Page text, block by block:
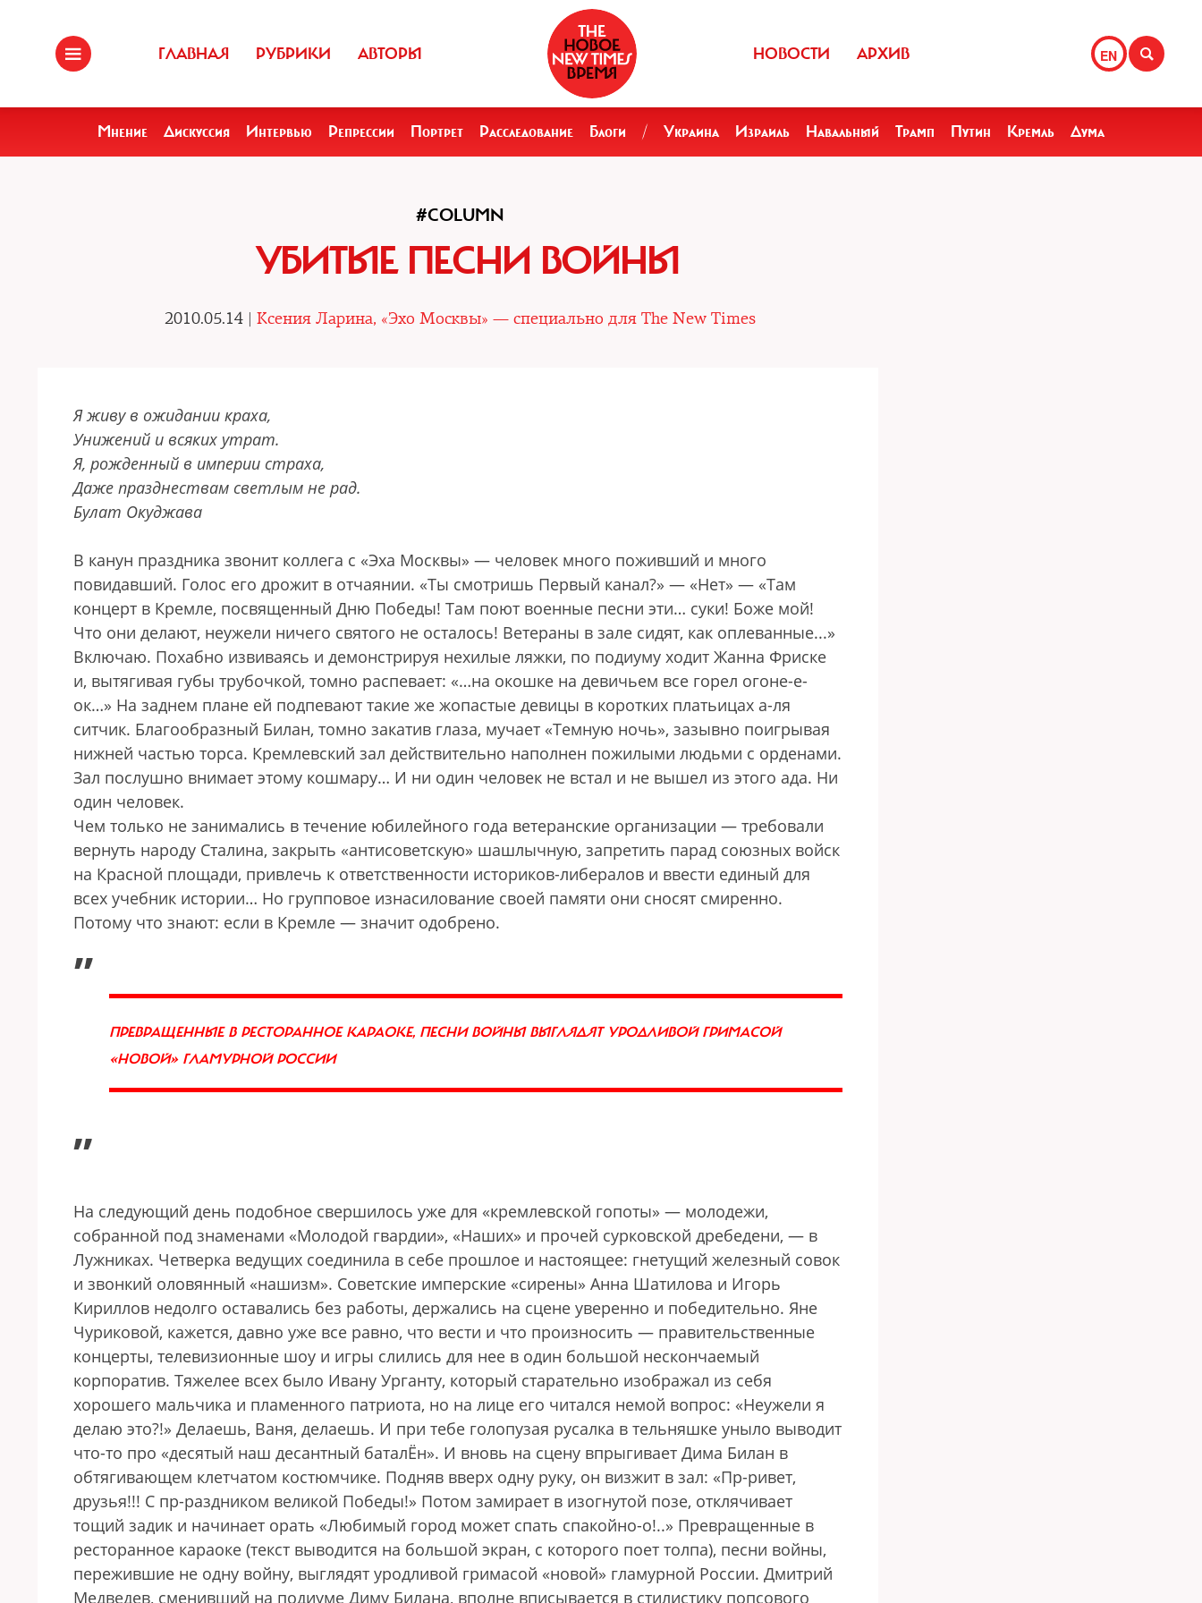
ГЛАВНАЯ РУБРИКИ АВТОРЫ EN
НОВОСТИ АРХИВ
Мнение Дискуссия Интервью Репрессии Портрет Расследование Блоги / Украина Израиль Навальный Трамп Путин Кремль Дума
#COLUMN
УБИТЫЕ ПЕСНИ ВОЙНЫ
2010.05.14 | Ксения Ларина, «Эхо Москвы» — специально для The New Times
Я живу в ожидании краха,
Унижений и всяких утрат.
Я, рожденный в империи страха,
Даже празднествам светлым не рад.
Булат Окуджава
В канун праздника звонит коллега с «Эха Москвы» — человек много поживший и много
повидавший. Голос его дрожит в отчаянии. «Ты смотришь Первый канал?» — «Нет» — «Там
концерт в Кремле, посвященный Дню Победы! Там поют военные песни эти… суки! Боже мой!
Что они делают, неужели ничего святого не осталось! Ветераны в зале сидят, как оплеванные...»
Включаю. Похабно извиваясь и демонстрируя нехилые ляжки, по подиуму ходит Жанна Фриске
и, вытягивая губы трубочкой, томно распевает: «…на окошке на девичьем все горел огоне-е-
ок…» На заднем плане ей подпевают такие же жопастые девицы в коротких платьицах а-ля
ситчик. Благообразный Билан, томно закатив глаза, мучает «Темную ночь», зазывно поигрывая
нижней частью торса. Кремлевский зал действительно наполнен пожилыми людьми с орденами.
Зал послушно внимает этому кошмару… И ни один человек не встал и не вышел из этого ада. Ни
один человек.
Чем только не занимались в течение юбилейного года ветеранские организации — требовали
вернуть народу Сталина, закрыть «антисоветскую» шашлычную, запретить парад союзных войск
на Красной площади, привлечь к ответственности историков-либералов и ввести единый для
всех учебник истории… Но групповое изнасилование своей памяти они сносят смиренно.
Потому что знают: если в Кремле — значит одобрено.
„
ПРЕВРАЩЕННЫЕ В РЕСТОРАННОЕ КАРАОКЕ, ПЕСНИ ВОЙНЫ ВЫГЛЯДЯТ УРОДЛИВОЙ ГРИМАСОЙ
«НОВОЙ» ГЛАМУРНОЙ РОССИИ
”
На следующий день подобное свершилось уже для «кремлевской гопоты» — молодежи,
собранной под знаменами «Молодой гвардии», «Наших» и прочей сурковской дребедени, — в
Лужниках. Четверка ведущих соединила в себе прошлое и настоящее: гнетущий железный совок
и звонкий оловянный «нашизм». Советские имперские «сирены» Анна Шатилова и Игорь
Кириллов недолго оставались без работы, держались на сцене уверенно и победительно. Яне
Чуриковой, кажется, давно уже все равно, что вести и что произносить — правительственные
концерты, телевизионные шоу и игры слились для нее в один большой нескончаемый
корпоратив. Тяжелее всех было Ивану Урганту, который старательно изображал из себя
хорошего мальчика и пламенного патриота, но на лице его читался немой вопрос: «Неужели я
делаю это?!» Делаешь, Ваня, делаешь. И при тебе голопузая русалка в тельняшке уныло выводит
что-то про «десятый наш десантный баталЁн». И вновь на сцену впрыгивает Дима Билан в
обтягивающем клетчатом костюмчике. Подняв вверх одну руку, он визжит в зал: «Пр-ривет,
друзья!!! С пр-раздником великой Победы!» Потом замирает в изогнутой позе, отклячивает
тощий задик и начинает орать «Любимый город может спать спакойно-о!..» Превращенные в
ресторанное караоке (текст выводится на большой экран, с которого поет толпа), песни войны,
пережившие не одну войну, выглядят уродливой гримасой «новой» гламурной России. Дмитрий
Медведев, сменивший на подиуме Диму Билана, вполне вписывается в стилистику попсового